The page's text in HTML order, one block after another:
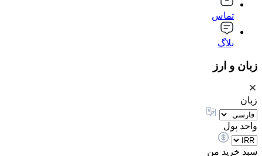
تماس
بلاگ
زبان و ارز
زبان
واحد پول
سبد خرید من